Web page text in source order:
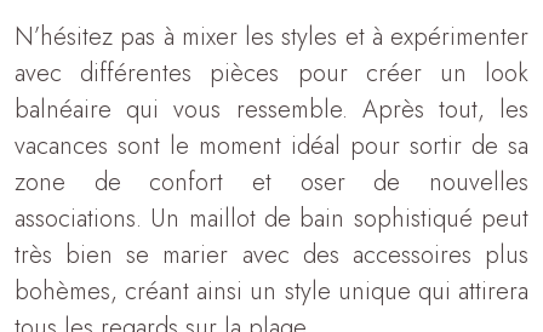
N’hésitez pas à mixer les styles et à expérimenter
avec différentes pièces pour créer un look
balnéaire qui vous ressemble. Après tout, les
vacances sont le moment idéal pour sortir de sa
zone de confort et oser de nouvelles
associations. Un maillot de bain sophistiqué peut
très bien se marier avec des accessoires plus
bohèmes, créant ainsi un style unique qui attirera